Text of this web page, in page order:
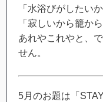
「水浴びがしたい
「寂しいから籠から
あれやこれやと、
せん。
5月のお題は「